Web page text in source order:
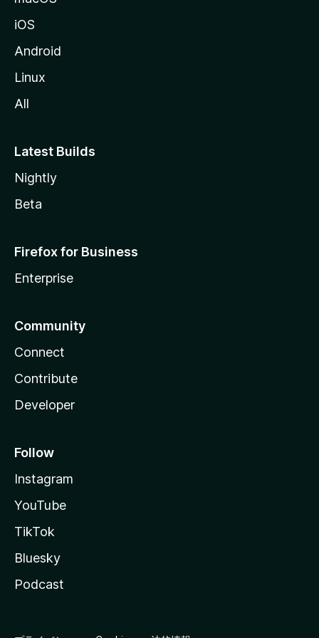
iOS
Android
Linux
All
Latest Builds
Nightly
Beta
Firefox for Business
Enterprise
Community
Connect
Contribute
Developer
Follow
Instagram
YouTube
TikTok
Bluesky
Podcast